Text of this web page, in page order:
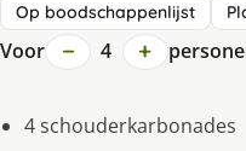
Op boodschappenlijst
Voor − 4 +
4 schouderkarbonades